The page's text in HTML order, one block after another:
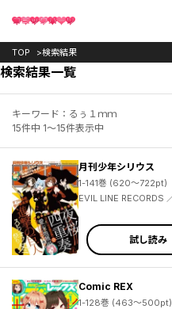
TOP 検索結果
検索結果一覧
キーワード：るぅ１ｍｍ
15件中 1～15件表示中
月刊少年シリウス
1-141巻 (620～722pt)
EVIL LINE RECORDS ／うまみザウルス ／百瀬祐一郎 ／ヤスダスズヒト ／伏瀬 ／茶々 ／杉本萌 ／清水茜 ／弐瓶勉 ／光永康則 ／沙村広明 ／土田陸 ／割田コマ ／蟹江鉄史 ／馬場康誌 ／加茂セイ ／刀坂アキラ ／遠山えま ／カトウコトノ ／柿原優子 ／ヤス ／川上泰樹 ／高田裕三 ／横田卓馬 ／イダタツヒコ ／士貴智志 ／虎走かける ／タツオ ／柴 ／神楽坂淳 ／雷蔵 ／荒木光 ／香月日輪 ／深山和香 ／戸野タエ ／リカチ ／MAGES. ／Chiyo St.Inc ／園心ふつう ／梅原英司
試し読み
Comic REX
1-128巻 (463～500pt)